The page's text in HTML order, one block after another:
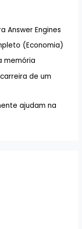
Answer Engines
(Economia)
memória
de um
ajudam na